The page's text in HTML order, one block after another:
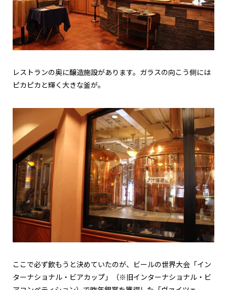
レストランの奥に醸造施設があります。ガラスの向こう側には
ピカピカと輝く大きな釜が。
ここで必ず飲もうと決めていたのが、ビールの世界大会「イン
ターナショナル・ビアカップ」（※旧インターナショナル・ビ